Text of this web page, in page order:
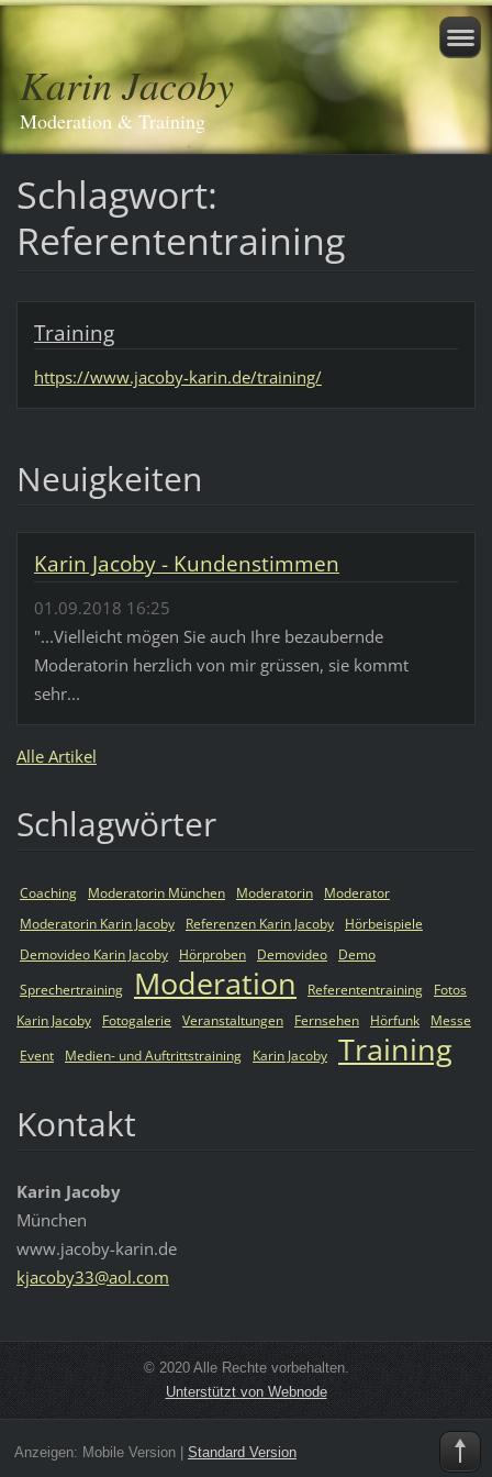
Karin Jacoby
Moderation & Training
Schlagwort:
Referententraining
Training
https://www.jacoby-karin.de/training/
Neuigkeiten
Karin Jacoby - Kundenstimmen
01.09.2018 16:25
"...Vielleicht mögen Sie auch Ihre bezaubernde
Moderatorin herzlich von mir grüssen, sie kommt
sehr...
Alle Artikel
Schlagwörter
Coaching Moderatorin München Moderatorin
Moderator
Moderatorin Karin Jacoby
Referenzen Karin Jacoby
Hörbeispiele
Demovideo Karin Jacoby
Hörproben Demovideo
Demo
Sprechertraining
Moderation Referententraining
Fotos
Karin Jacoby
Fotogalerie Veranstaltungen Fernsehen Hörfunk
Messe
Event
Medien- und Auftrittstraining Karin Jacoby Training
Kontakt
Karin Jacoby
München
www.jacoby-karin.de
kjacoby33@aol.com
© 2020 Alle Rechte vorbehalten.
Unterstützt von Webnode
Anzeigen: Mobile Version| Standard Version